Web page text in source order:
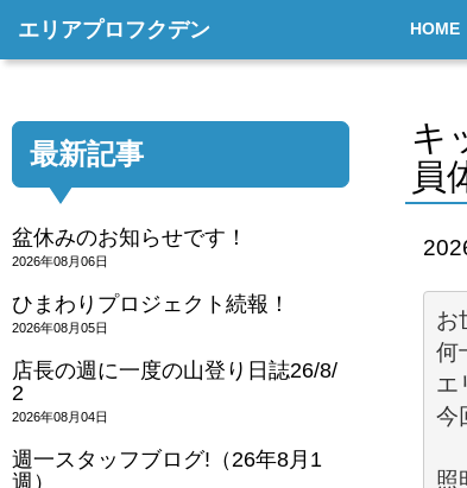
エリアプロフクデン HOME
キ
員
何
エ
今
照
最新記事
盆休みのお知らせです！
2026年08月06日
ひまわりプロジェクト続報！
2026年08月05日
店長の週に一度の山登り日誌26/8/
2
2026年08月04日
週一スタッフブログ!（26年8月1
週）